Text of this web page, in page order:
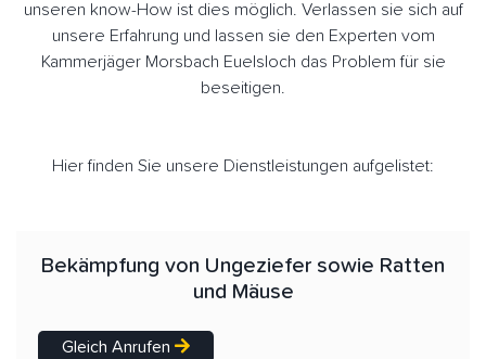
unseren know-How ist dies möglich. Verlassen sie sich auf
unsere Erfahrung und lassen sie den Experten vom
Kammerjäger Morsbach Euelsloch das Problem für sie
beseitigen.
Hier finden Sie unsere Dienstleistungen aufgelistet:
Bekämpfung von Ungeziefer sowie Ratten
und Mäuse
Gleich Anrufen